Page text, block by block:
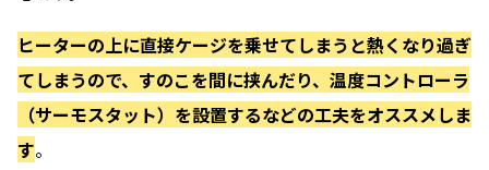
ヒーターの上に直接ケージを乗せてしまうと熱くなり過ぎ
てしまうので、すのこを間に挟んだり、温度コントローラ
（サーモスタット）を設置するなどの工夫をオススメしま
す。